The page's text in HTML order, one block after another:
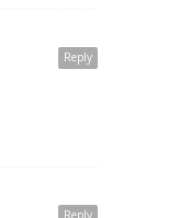
Reply
Reply